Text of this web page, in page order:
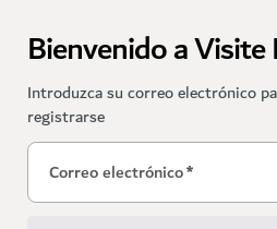
Bienvenido a
Introduzca su correo electrónico
registrarse
Correo electrónico*